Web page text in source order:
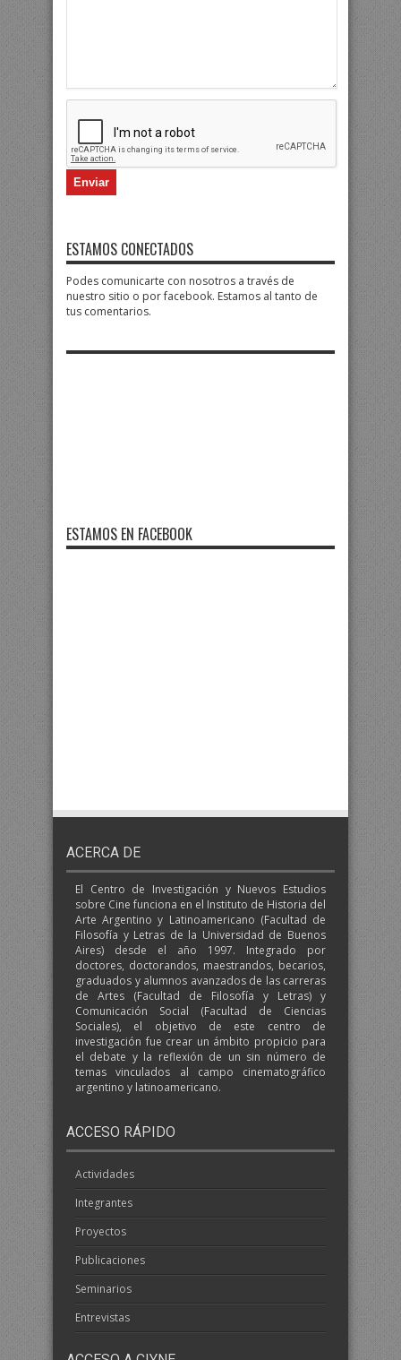
ESTAMOS CONECTADOS
Podes comunicarte con nosotros a través de
nuestro sitio o por facebook. Estamos al tanto de
tus comentarios.
ESTAMOS EN FACEBOOK
ACERCA DE
El Centro de Investigación y Nuevos Estudios
sobre Cine funciona en el Instituto de Historia del
Arte Argentino y Latinoamericano (Facultad de
Filosofía y Letras de la Universidad de Buenos
Aires) desde el año 1997. Integrado por
doctores, doctorandos, maestrandos, becarios,
graduados y alumnos avanzados de las carreras
de Artes (Facultad de Filosofía y Letras) y
Comunicación Social (Facultad de Ciencias
Sociales), el objetivo de este centro de
investigación fue crear un ámbito propicio para
el debate y la reflexión de un sin número de
temas vinculados al campo cinematográfico
argentino y latinoamericano.
ACCESO RÁPIDO
Actividades
Integrantes
Proyectos
Publicaciones
Seminarios
Entrevistas